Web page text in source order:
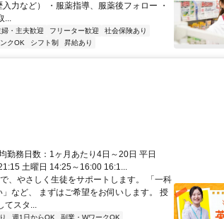
力など） ・服薬指導、服薬後フォロー ・
...
婦・主夫歓迎 フリーター歓迎
社会保険あり
クOK シフト制 昇給あり
勤務日数：1ヶ月あたり4日～20日 平日
土曜日 14:25～16:00 16:1...
、やさしく生徒をサポートします。 「一科
など、 まずはご希望をお伺いします。 授
てスタ...
週1日からOK
副業・WワークOK